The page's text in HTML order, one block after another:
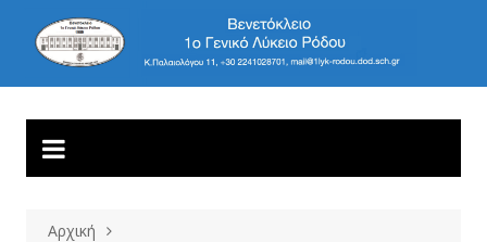
Μετάβαση
περιεχόμενο
1ο ΓΕΝΙΚΟ ΛΥΚΕΙΟ
ΡΟΔΟΥ
Βενετόκλειο
Αρχική